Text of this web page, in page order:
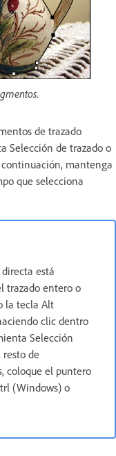
de trazado
Selección de trazado o
mantenga
que selecciona
está
trazado entero o
la tecla Alt
clic dentro
Selección
de
coloque el puntero
(Windows) o